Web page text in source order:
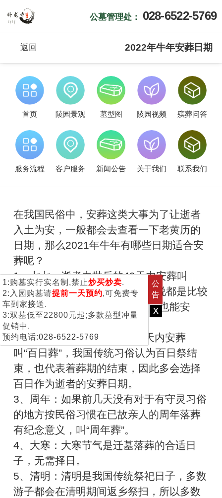
1:购墓实行实名制,禁止炒买炒卖.
2:入园购墓请提前一天预约,可免费专
车到家接送.
3:双墓低至22800元起;多款墓型冲量
促销中.
预约电话:028-6522-5769
公
告
x
公墓管理处： 028-6522-5769
返回 2022年牛年安葬日期
首页 陵园景观 墓型图 陵园视频 殡葬问答
服务流程 客户服务 新闻公告 关于我们 联系我们
在我国民俗中，安葬这类大事为了让逝者
入土为安，一般都会去查看一下老黄历的
日期，那么2021年牛年有哪些日期适合安
葬呢？
1、七七：逝者去世后的49天内安葬叫
做“热灰葬”，对于逝者和家人来说都是比较
好的，逝者得以入土为安，家人也能安
心。
2、百天：逝者去世后的一百天内安葬
叫“百日葬”，我国传统习俗认为百日祭结
束，也代表着葬期的结束，因此多会选择
百日作为逝者的安葬日期。
3、周年：如果前几天没有对于有守灵习俗
的地方按民俗习惯在已故亲人的周年落葬
有纪念意义，叫“周年葬”。
4、大寒：大寒节气是迁墓落葬的合适日
子，无需择日。
5、清明：清明是我国传统祭祀日子，多数
游子都会在清明期间返乡祭扫，所以多数